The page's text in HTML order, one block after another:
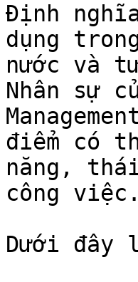
Định
dụng
nước và
Nhân sự
điểm có
năng,
công việc.
Dưới đây